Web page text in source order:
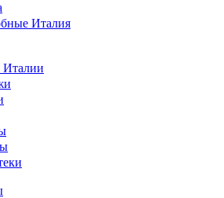
Италия
Италии